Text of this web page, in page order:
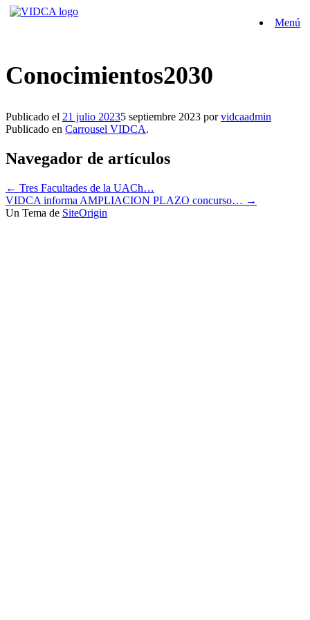
Saltar
Menú
Conocimientos2030
Publicado el 21 julio 20235 septiembre 2023 porvidcaadmin
Publicado en Carrousel VIDCA.
Navegador de artículos
← Tres Facultades de la UACh…
VIDCA informa AMPLIACION PLAZO concurso… →
Un Tema de SiteOrigin